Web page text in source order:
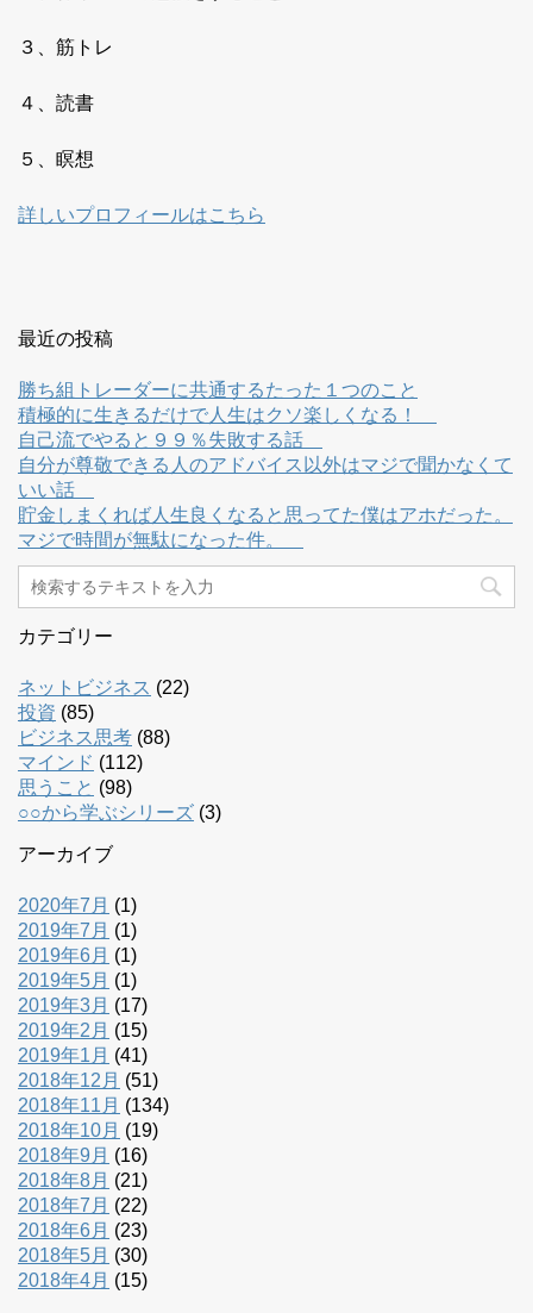
３、筋トレ
４、読書
５、瞑想
詳しいプロフィールはこちら
最近の投稿
勝ち組トレーダーに共通するたった１つのこと
積極的に生きるだけで人生はクソ楽しくなる！
自己流でやると９９％失敗する話
自分が尊敬できる人のアドバイス以外はマジで聞かなくて
いい話
貯金しまくれば人生良くなると思ってた僕はアホだった。
マジで時間が無駄になった件。
カテゴリー
ネットビジネス (22)
投資 (85)
ビジネス思考 (88)
マインド (112)
思うこと (98)
○○から学ぶシリーズ (3)
アーカイブ
2020年7月 (1)
2019年7月 (1)
2019年6月 (1)
2019年5月 (1)
2019年3月 (17)
2019年2月 (15)
2019年1月 (41)
2018年12月 (51)
2018年11月 (134)
2018年10月 (19)
2018年9月 (16)
2018年8月 (21)
2018年7月 (22)
2018年6月 (23)
2018年5月 (30)
2018年4月 (15)